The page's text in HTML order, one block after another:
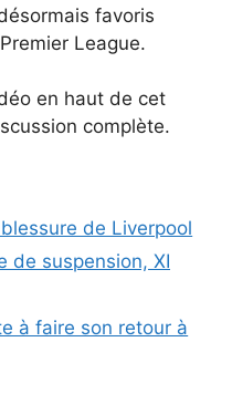
favoris
League.
en haut de cet
complète.
de Liverpool
de suspension, XI
à faire son retour à